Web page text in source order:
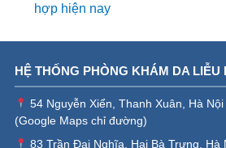
hợp hiện nay
HỆ THỐNG PHÒNG KHÁM DA LIỄU
54 Nguyễn Xiển, Thanh Xuân, Hà Nội
(Google Maps chỉ đường)
83 Trần Đại Nghĩa, Hai Bà Trưng, Hà